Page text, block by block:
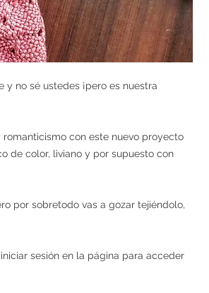
y no sé ustedes ¡pero es nuestra
con este nuevo proyecto
de color, liviano y por supuesto con
por sobretodo vas a gozar tejiéndolo,
sesión en la página para acceder